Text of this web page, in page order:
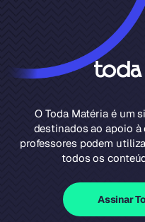
O Toda Matéria é um
destinados ao apoio à
professores podem
todos os
Assinar